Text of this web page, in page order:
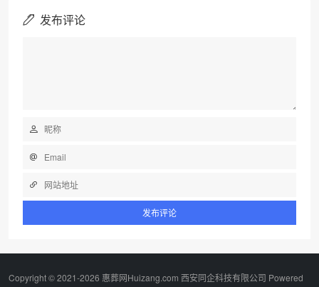
发布评论
Copyright © 2021-2026 惠葬网Huizang.com 西安同企科技有限公司 Powered